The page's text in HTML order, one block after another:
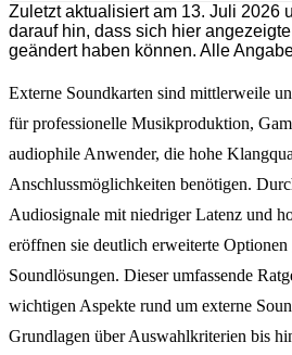
Zuletzt aktualisiert am 13. Juli 2026
darauf hin, dass sich hier
geändert haben können. Alle
Externe Soundkarten sind mittlerweile
für professionelle Musikproduktion,
audiophile Anwender, die hohe
Anschlussmöglichkeiten benötigen.
Audiosignale mit niedriger Latenz und
eröffnen sie deutlich erweiterte Optionen
Soundlösungen. Dieser umfassende
wichtigen Aspekte rund um externe
Grundlagen über Auswahlkriterien bis